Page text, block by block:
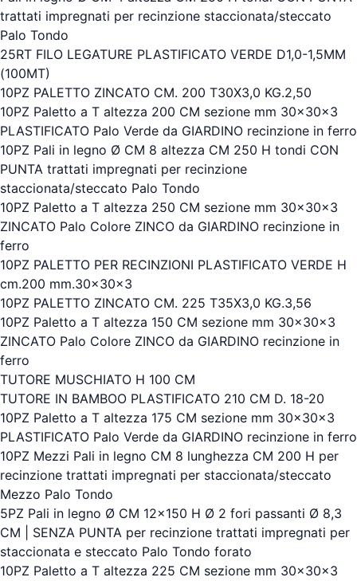
trattati impregnati per recinzione staccionata/steccato
Palo Tondo
25RT FILO LEGATURE PLASTIFICATO VERDE D1,0-1,5MM
(100MT)
10PZ PALETTO ZINCATO CM. 200 T30X3,0 KG.2,50
10PZ Paletto a T altezza 200 CM sezione mm 30x30x3
PLASTIFICATO Palo Verde da GIARDINO recinzione in ferro
10PZ Pali in legno Ø CM 8 altezza CM 250 H tondi CON
PUNTA trattati impregnati per recinzione
staccionata/steccato Palo Tondo
10PZ Paletto a T altezza 250 CM sezione mm 30x30x3
ZINCATO Palo Colore ZINCO da GIARDINO recinzione in
ferro
10PZ PALETTO PER RECINZIONI PLASTIFICATO VERDE H
cm.200 mm.30x30x3
10PZ PALETTO ZINCATO CM. 225 T35X3,0 KG.3,56
10PZ Paletto a T altezza 150 CM sezione mm 30x30x3
ZINCATO Palo Colore ZINCO da GIARDINO recinzione in
ferro
TUTORE MUSCHIATO H 100 CM
TUTORE IN BAMBOO PLASTIFICATO 210 CM D. 18-20
10PZ Paletto a T altezza 175 CM sezione mm 30x30x3
PLASTIFICATO Palo Verde da GIARDINO recinzione in ferro
10PZ Mezzi Pali in legno CM 8 lunghezza CM 200 H per
recinzione trattati impregnati per staccionata/steccato
Mezzo Palo Tondo
5PZ Pali in legno Ø CM 12x150 H Ø 2 fori passanti Ø 8,3
CM | SENZA PUNTA per recinzione trattati impregnati per
staccionata e steccato Palo Tondo forato
10PZ Paletto a T altezza 225 CM sezione mm 30x30x3